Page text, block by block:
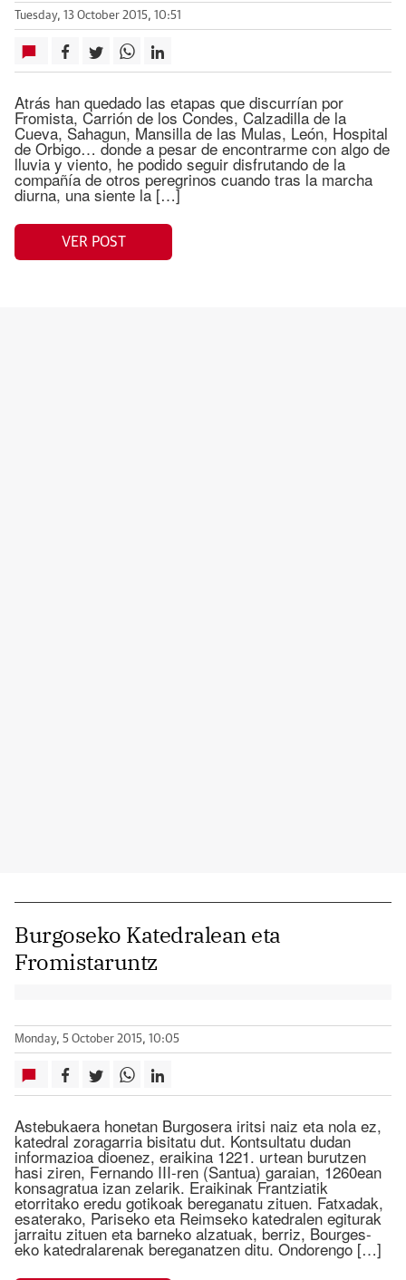
Tuesday, 13 October 2015, 10:51
Atrás han quedado las etapas que discurrían por
Fromista, Carrión de los Condes, Calzadilla de la
Cueva, Sahagun, Mansilla de las Mulas, León, Hospital
de Orbigo… donde a pesar de encontrarme con algo de
lluvia y viento, he podido seguir disfrutando de la
compañía de otros peregrinos cuando tras la marcha
diurna, una siente la […]
VER POST
Burgoseko Katedralean eta
Fromistaruntz
Monday, 5 October 2015, 10:05
Astebukaera honetan Burgosera iritsi naiz eta nola ez,
katedral zoragarria bisitatu dut. Kontsultatu dudan
informazioa dioenez, eraikina 1221. urtean burutzen
hasi ziren, Fernando III-ren (Santua) garaian, 1260ean
konsagratua izan zelarik. Eraikinak Frantziatik
etorritako eredu gotikoak bereganatu zituen. Fatxadak,
esaterako, Pariseko eta Reimseko katedralen egiturak
jarraitu zituen eta barneko alzatuak, berriz, Bourges-
eko katedralarenak bereganatzen ditu. Ondorengo […]